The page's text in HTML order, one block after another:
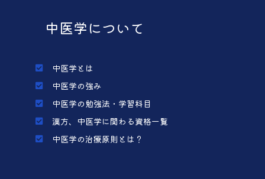
中医学について
中医学とは
中医学の強み
中医学の勉強法・学習科目
漢方、中医学に関わる資格一覧
中医学の治療原則とは？